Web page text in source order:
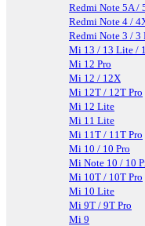
Redmi Note 5A /
Redmi Note 4 /
Redmi Note 3 / 3
Mi 13 / 13 Lite /
Mi 12 Pro
Mi 12 / 12X
Mi 12T / 12T Pro
Mi 12 Lite
Mi 11 Lite
Mi 11T / 11T Pro
Mi 10 / 10 Pro
Mi Note 10 / 10
Mi 10T / 10T Pro
Mi 10 Lite
Mi 9T / 9T Pro
Mi 9